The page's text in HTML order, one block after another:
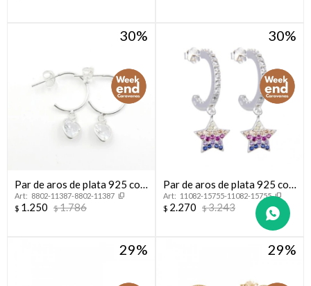
30
Par de aros de plata 925 con
dije corazón.
8802-11387-8802-11387
$ 1.250 $1.786
30
Par de aros de plata 925 con
circonias y dije.
11082-15755-11082-15755
$ 2.270 $3.243
29 29